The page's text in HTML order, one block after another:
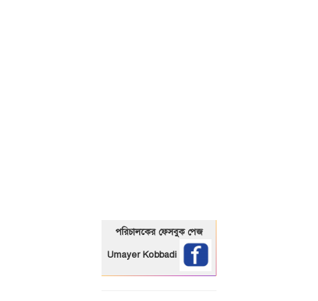
পরিচালকের ফেসবুক পেজ
Umayer Kobbadi